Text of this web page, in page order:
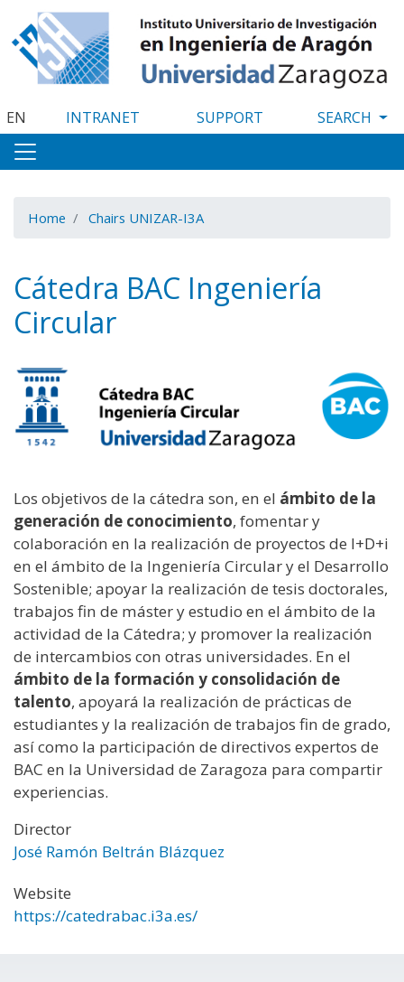
to
main
content
EN INTRANET SUPPORT
Home Chairs UNIZAR-I3A
Cátedra BAC Ingeniería
Circular
Los objetivos de la cátedra son, en el ámbito de la
generación de conocimiento, fomentar y
colaboración en la realización de proyectos de I+D+i
en el ámbito de la Ingeniería Circular y el Desarrollo
Sostenible; apoyar la realización de tesis doctorales,
trabajos fin de máster y estudio en el ámbito de la
actividad de la Cátedra; y promover la realización
de intercambios con otras universidades. En el
ámbito de la formación y consolidación de
talento, apoyará la realización de prácticas de
estudiantes y la realización de trabajos fin de grado,
así como la participación de directivos expertos de
BAC en la Universidad de Zaragoza para compartir
experiencias.
Director
José Ramón Beltrán Blázquez
Website
https://catedrabac.i3a.es/